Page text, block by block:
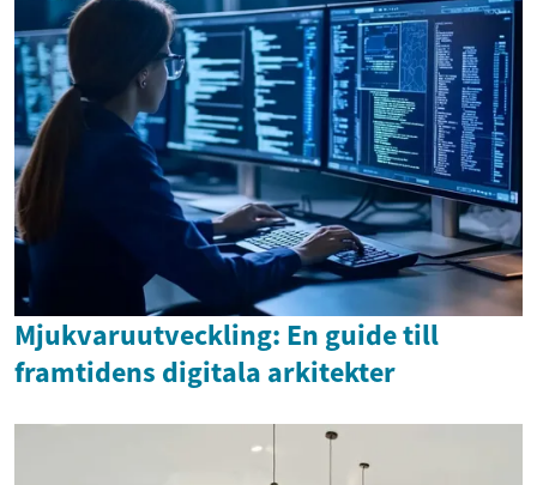
Mjukvaruutveckling: En guide till
framtidens digitala arkitekter